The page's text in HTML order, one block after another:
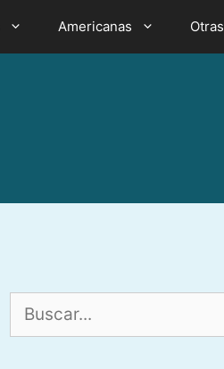
Americanas Otras